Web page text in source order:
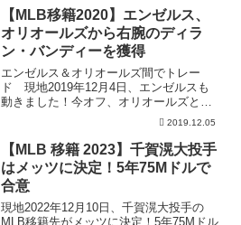
【MLB移籍2020】エンゼルス、
オリオールズから右腕のディラ
ン・バンディーを獲得
エンゼルス＆オリオールズ間でトレー
ド 現地2019年12月4日、エンゼルスも
動きました！今オフ、オリオールズと調
2019.12.05
【MLB 移籍 2023】千賀滉大投手
はメッツに決定！5年75Mドルで
合意
現地2022年12月10日、千賀滉大投手の
MLB移籍先がメッツに決定！5年75Mドル